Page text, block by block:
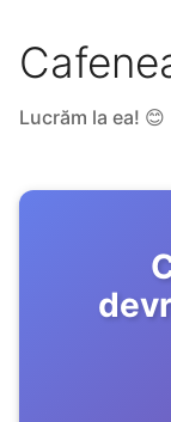
Lucrăm la ea! 😊